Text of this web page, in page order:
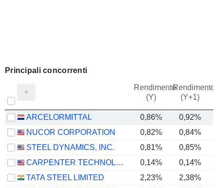
Principali concorrenti
Rendimento
(Y)
Rendimento
(Y+1)
ARCELORMITTAL 0,86% 0,92%
NUCOR CORPORATION
0,82% 0,84%
STEEL DYNAMICS, INC.
0,81% 0,85%
CARPENTER TECHNOLOGY CORPORATION
0,14% 0,14%
TATA STEEL LIMITED
2,23% 2,38%